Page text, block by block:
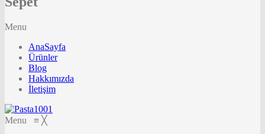
Menu
AnaSayfa
Ürünler
Blog
Hakkımızda
İletişim
Menu ≡ ╳